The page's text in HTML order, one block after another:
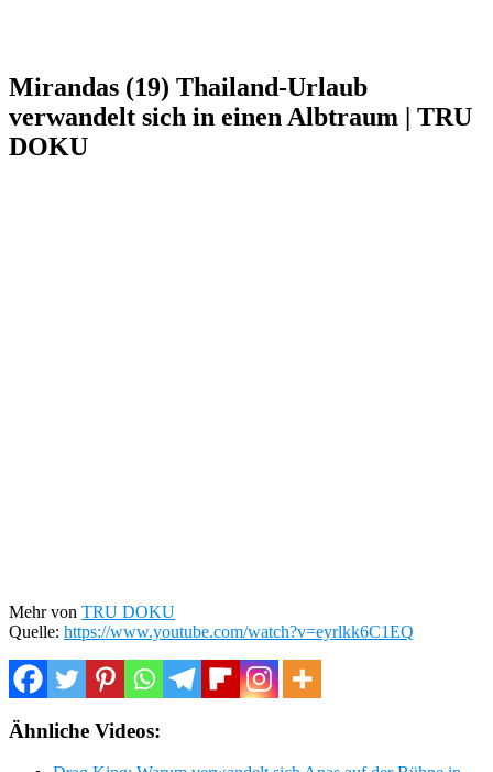
Mirandas (19) Thailand-Urlaub
verwandelt sich in einen Albtraum | TRU
DOKU
Mehr von TRU DOKU
Quelle: https://www.youtube.com/watch?v=eyrlkk6C1EQ
Ähnliche Videos: